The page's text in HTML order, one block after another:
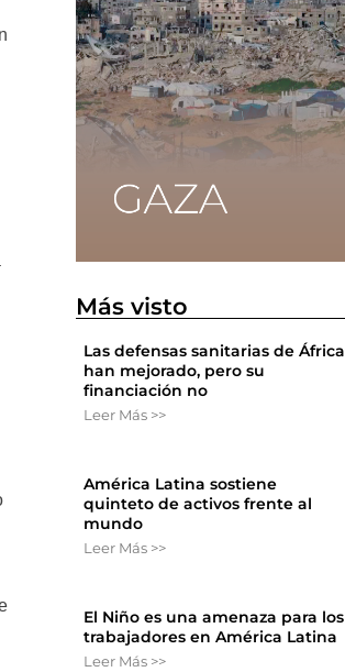
Más visto
Las defensas sanitarias de África
han mejorado, pero su
financiación no
Leer Más >>
América Latina sostiene
quinteto de activos frente al
mundo
Leer Más >>
El Niño es una amenaza para los
trabajadores en América Latina
Leer Más >>